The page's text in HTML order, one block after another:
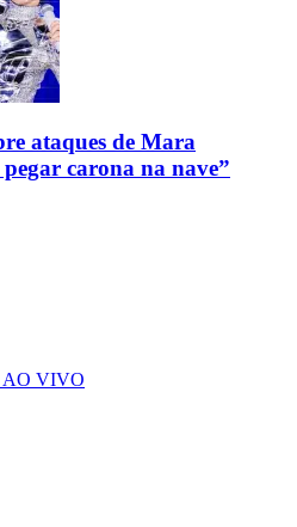
ataques de Mara
carona na nave”
AO VIVO